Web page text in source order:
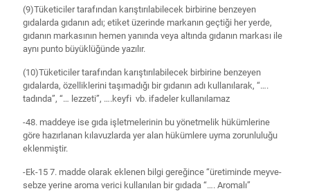
(9)Tüketiciler tarafından karıştırılabilecek birbirine benzeyen
gıdalarda gıdanın adı; etiket üzerinde markanın geçtiği her yerde,
gıdanın markasının hemen yanında veya altında gıdanın markası ile
aynı punto büyüklüğünde yazılır.
(10)Tüketiciler tarafından karıştırılabilecek birbirine benzeyen
gıdalarda, özelliklerini taşımadığı bir gıdanın adı kullanılarak, “….
tadında”, “… lezzeti”, ….keyfi vb. ifadeler kullanılamaz
-48. maddeye ise gıda işletmelerinin bu yönetmelik hükümlerine
göre hazırlanan kılavuzlarda yer alan hükümlere uyma zorunluluğu
eklenmiştir.
-Ek-15 7. madde olarak eklenen bilgi gereğince “üretiminde meyve-
sebze yerine aroma verici kullanılan bir gıdada “…. Aromalı”